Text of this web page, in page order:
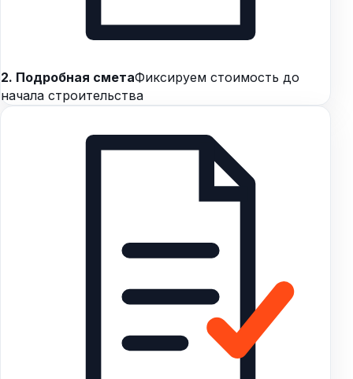
2. Подробная сметаФиксируем стоимость до
начала строительства